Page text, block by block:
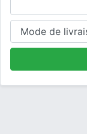
Où cherchez-
Type de produits
Produits
Mode de